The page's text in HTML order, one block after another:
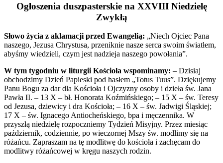
Ogłoszenia duszpasterskie na XXVIII Niedzielę
Zwykłą
Słowo życia z aklamacji przed Ewangelią: „Niech Ojciec Pana
naszego, Jezusa Chrystusa, przeniknie nasze serca swoim światłem,
abyśmy wiedzieli, czym jest nadzieja naszego powołania”.
W tym tygodniu w liturgii Kościoła wspominamy: – Dzisiaj
obchodzimy Dzień Papieski pod hasłem „Totus Tuus”. Dziękujemy
Panu Bogu za dar dla Kościoła i Ojczyzny osoby i dzieła św. Jana
Pawła II. – 13 X – bł. Honorata Koźmińskiego; – 15 X – św. Teresy
od Jezusa, dziewicy i dra Kościoła; – 16 X – św. Jadwigi Śląskiej;
17 X – św. Ignacego Antiocheńskiego, bpa i męczennika. W
przyszłą niedzielę rozpoczniemy Tydzień Misyjny. Przez miesiąc
październik, codziennie, po wieczornej Mszy św. modlimy się na
różańcu. Zapraszam na tę modlitwę do kościoła i zachęcam do
modlitwy różańcowej w kręgu naszych rodzin.